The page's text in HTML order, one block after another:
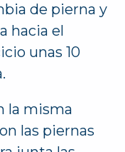
de pierna y
hacia el
unas 10
la misma
las piernas